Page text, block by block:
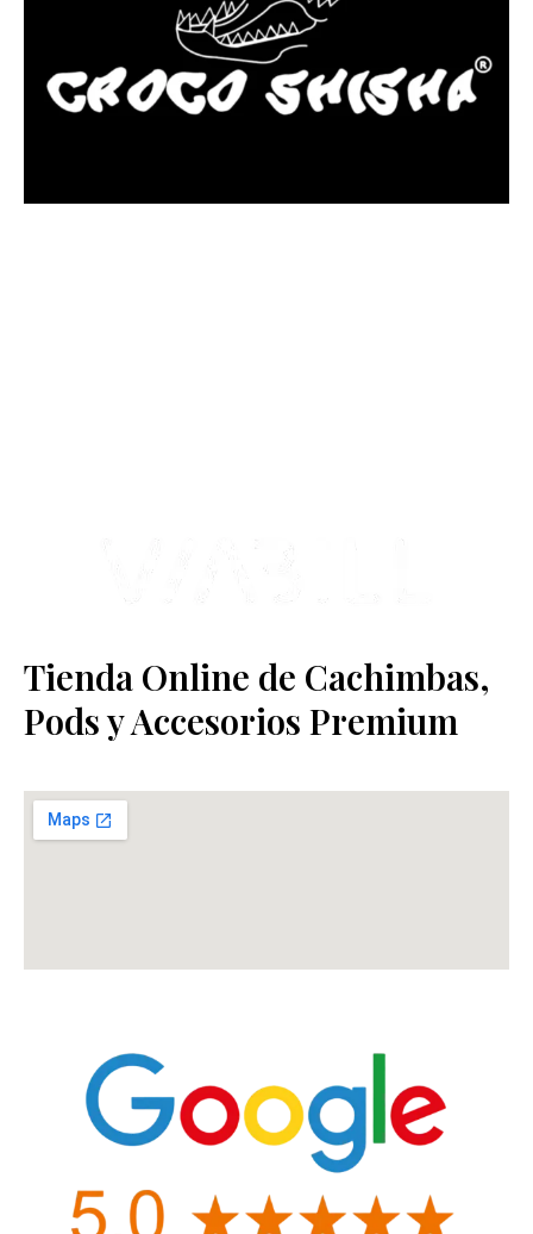
Tienda Online de Cachimbas,
Pods y Accesorios Premium